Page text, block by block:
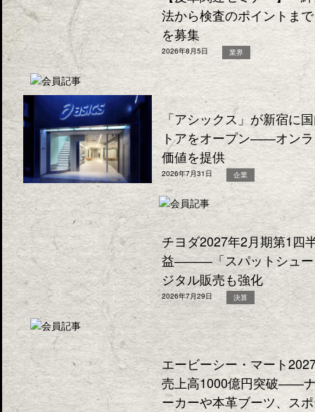
法から検査のポイントま
を募集
2026年8月5日 業界
「アシックス」が新宿に
トアをオープン――オン
価値を提供
2026年7月31日 企業
チヨダ2027年2月期第1四
益―――「スパットシュー
ジタル販売も強化
2026年7月29日 決算
エービーシー・マート
売上高1000億円突破――
ーカーや本革ブーツ、ス